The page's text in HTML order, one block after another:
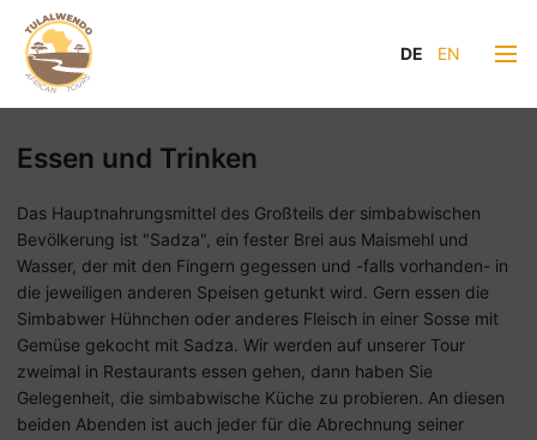
DE EN
Essen und Trinken
Das Hauptnahrungsmittel des Großteils der simbabwischen
Bevölkerung ist "Sadza", ein fester Brei aus Maismehl und
Wasser, der mit den Fingern gegessen und -falls vorhanden- in
die jeweiligen anderen Speisen getunkt wird. Gern essen die
Simbabwer Hühnchen oder anderes Fleisch in einer Sosse mit
Gemüse gekocht mit Sadza. Wir werden auf unserer Tour
zweimal in Restaurants essen gehen, dann haben Sie
Gelegenheit, die simbabwische Küche zu probieren. An diesen
beiden Abenden ist auch jeder für die Abrechnung seiner